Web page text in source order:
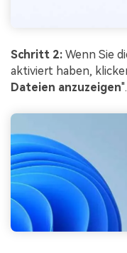
Schritt 2: Wenn Sie
aktiviert haben,
Dateien anzuzeigen".